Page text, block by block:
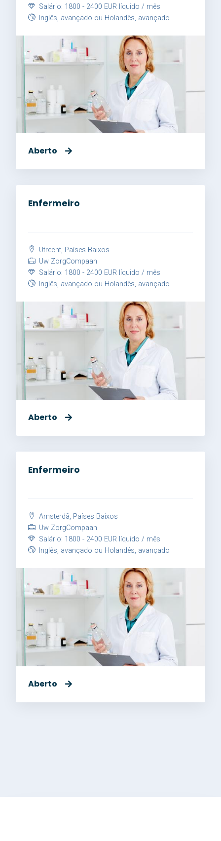
Salário: 1800 - 2400 EUR líquido / mês
Inglês, avançado ou Holandês, avançado
Aberto
Enfermeiro
Utrecht, Países Baixos
Uw ZorgCompaan
Salário: 1800 - 2400 EUR líquido / mês
Inglês, avançado ou Holandês, avançado
Aberto
Enfermeiro
Amsterdã, Países Baixos
Uw ZorgCompaan
Salário: 1800 - 2400 EUR líquido / mês
Inglês, avançado ou Holandês, avançado
Aberto